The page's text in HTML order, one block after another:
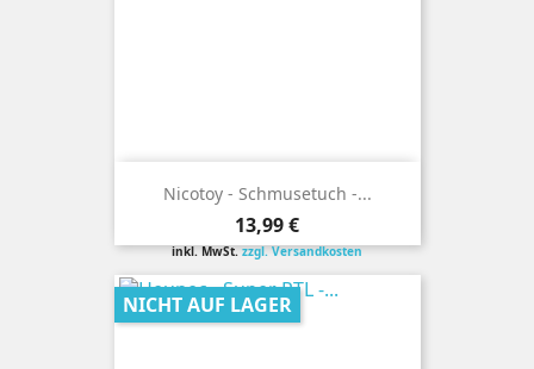
Nicotoy - Schmusetuch -...
Preis
13,99 €
inkl. MwSt.zzgl. Versandkosten
NICHT AUF LAGER